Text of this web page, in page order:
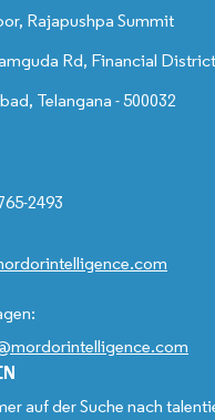
Rajapushpa Summit
Rd, Financial
Telangana - 500032
2493
auf der Suche nach